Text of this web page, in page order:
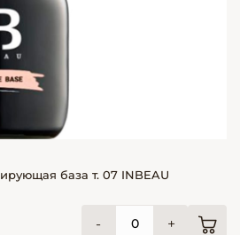
база т. 07 INBEAU
- +